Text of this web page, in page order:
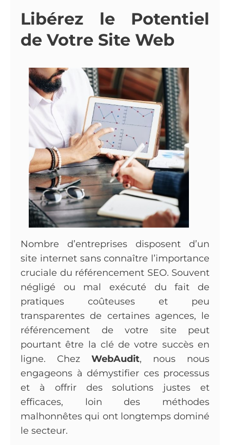
Libérez le Potentiel
de Votre Site Web
Nombre d’entreprises disposent d’un
site internet sans connaître l’importance
cruciale du référencement SEO. Souvent
négligé ou mal exécuté du fait de
pratiques coûteuses et peu
transparentes de certaines agences, le
référencement de votre site peut
pourtant être la clé de votre succès en
ligne. Chez WebAudit, nous nous
engageons à démystifier ces processus
et à offrir des solutions justes et
efficaces, loin des méthodes
malhonnêtes qui ont longtemps dominé
le secteur.